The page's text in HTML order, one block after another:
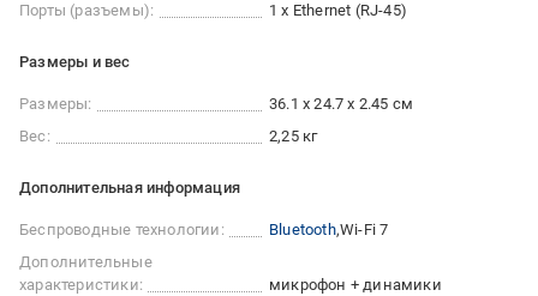
Порты (разъемы):
1 x Ethernet (RJ-45)
Размеры и вес
Размеры:
36.1 x 24.7 x 2.45 см
Вес:
2,25 кг
Дополнительная информация
Беспроводные технологии: Bluetooth Wi-Fi 7
Дополнительные
характеристики:
микрофон + динамики